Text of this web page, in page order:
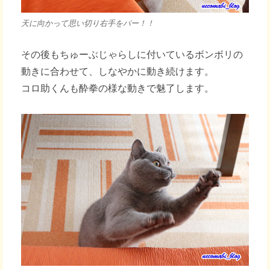
天に向かって思い切り右手をパー！！
その後もちゅーぶじゃらしに付いているボンボリの
動きに合わせて、しなやかに動き続けます。
コロ助くんも酔拳の様な動きで魅了します。